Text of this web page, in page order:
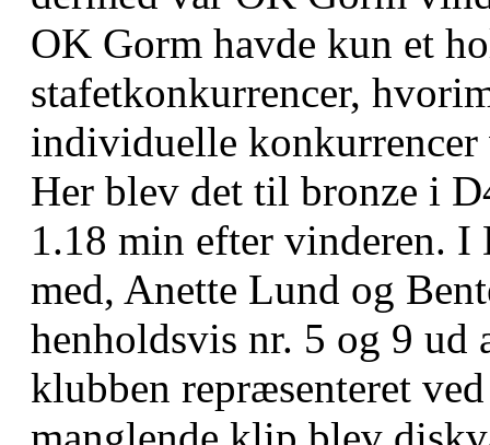
OK Gorm havde kun et
stafetkonkurrencer,
individuelle konkurrencer
Her blev det til bronze i
1.18 min efter vinderen. I
med, Anette Lund og
henholdsvis nr. 5 og 9 ud
klubben repræsenteret